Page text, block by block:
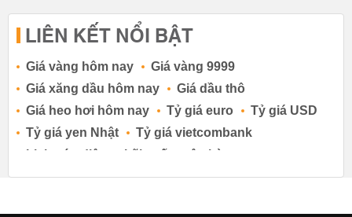
LIÊN KẾT NỔI BẬT
Giá vàng hôm nay
Giá vàng 9999
Giá xăng dầu hôm nay
Giá dầu thô
Giá heo hơi hôm nay
Tỷ giá euro
Tỷ giá USD
Tỷ giá yen Nhật
Tỷ giá vietcombank
Lịch cúp điện
Lãi suất ngân hàng
Lãi suất tiết kiệm
Lãi suất tiền gửi